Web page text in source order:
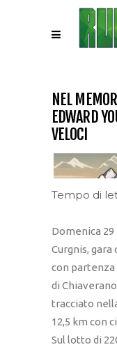
NEL
EDWARD
VELOCI
Tempo di
Domenica
Curgnis, gara
con
di
tracciato
12,5 km con
Sul lotto di